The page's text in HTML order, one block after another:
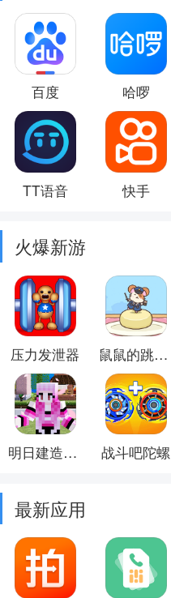
百度 哈啰
TT语音 快手
火爆新游
压力发泄器 鼠鼠的跳跃冒险
明日建造大师 战斗吧陀螺
最新应用